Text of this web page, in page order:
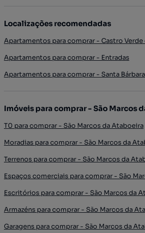
Localizações recomendadas
Apartamentos para comprar - Castro Verde
Apartamentos para comprar - Entradas
Apartamentos para comprar - Santa
Imóveis para comprar - São Marcos
T0 para comprar - São Marcos da Ataboeira
Moradias para comprar - São Marcos da
Terrenos para comprar - São Marcos da
Espaços comerciais para comprar - São
Escritórios para comprar - São Marcos da
Armazéns para comprar - São Marcos da
Garagens para comprar - São Marcos da